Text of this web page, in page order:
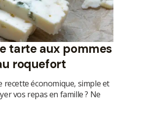
tarte aux pommes
roquefort
recetteéconomique, simple et
vos repas en famille ? Ne